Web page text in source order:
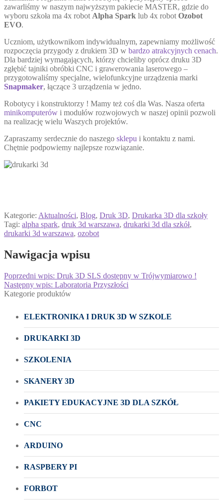
zawarliśmy w naszym najwyższym pakiecie MASTER, gdzie do
wyboru szkoła ma 4x robot Alpha Spark lub 4x robot Ozobot
EVO.
Uczniom, użytkownikom indywidualnym, zapewniamy możliwość
rozpoczęcia przygody z drukiem 3D w bardzo atrakcyjnych cenach.
Dla bardziej wymagających, którzy chcieliby oprócz druku 3D
zgłębić tajniki obróbki CNC i grawerowania laserowego –
przygotowaliśmy specjalne, wielofunkcyjne urządzenia marki
Snapmaker, łączące 3 urządzenia w jedno.
Robotycy i konstruktorzy ! Mamy też coś dla Was. Nasza oferta
minikomputerów i modułów rozwojowych w naszej opinii pozwoli
na realizację wielu Waszych projektów.
Zapraszamy serdecznie do naszego sklepu i kontaktu z nami.
Chętnie podpowiemy najlepsze rozwiązanie.
Kategorie: Aktualności, Blog, Druk 3D, Drukarka 3D dla szkoły
Tagi: alpha spark, druk 3d warszawa, drukarki 3d dla szkół,
drukarki 3d warszawa, ozobot
Nawigacja wpisu
Poprzedni wpis: Druk 3D SLS dostępny w Trójwymiarowo !
Następny wpis: Laboratoria Przyszłości
Kategorie produktów
ELEKTRONIKA I DRUK 3D W SZKOLE
DRUKARKI 3D
SZKOLENIA
SKANERY 3D
PAKIETY EDUKACYJNE 3D DLA SZKÓŁ
CNC
ARDUINO
RASPBERY PI
FORBOT